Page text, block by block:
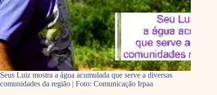
Seus Luiz mostra a água acumulada que serve a diversas
comunidades da região | Foto: Comunicação Irpaa